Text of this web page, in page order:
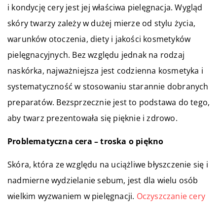
i kondycję cery jest jej właściwa pielęgnacja. Wygląd
skóry twarzy zależy w dużej mierze od stylu życia,
warunków otoczenia, diety i jakości kosmetyków
pielęgnacyjnych. Bez względu jednak na rodzaj
naskórka, najważniejsza jest codzienna kosmetyka i
systematyczność w stosowaniu starannie dobranych
preparatów. Bezsprzecznie jest to podstawa do tego,
aby twarz prezentowała się pięknie i zdrowo.
Problematyczna cera – troska o piękno
Skóra, która ze względu na uciążliwe błyszczenie się i
nadmierne wydzielanie sebum, jest dla wielu osób
wielkim wyzwaniem w pielęgnacji. Oczyszczanie cery